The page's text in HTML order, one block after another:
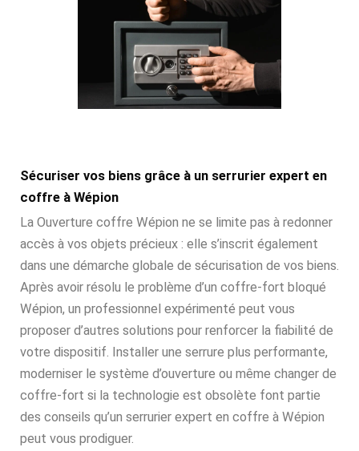
Sécuriser vos biens grâce à un serrurier expert en
coffre à Wépion
La Ouverture coffre Wépion ne se limite pas à redonner
accès à vos objets précieux : elle s’inscrit également
dans une démarche globale de sécurisation de vos biens.
Après avoir résolu le problème d’un coffre-fort bloqué
Wépion, un professionnel expérimenté peut vous
proposer d’autres solutions pour renforcer la fiabilité de
votre dispositif. Installer une serrure plus performante,
moderniser le système d’ouverture ou même changer de
coffre-fort si la technologie est obsolète font partie
des conseils qu’un serrurier expert en coffre à Wépion
peut vous prodiguer.